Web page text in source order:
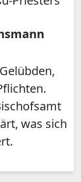
was sich